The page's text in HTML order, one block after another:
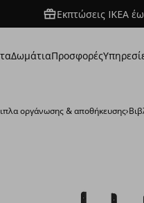
Εκπτώσεις IKEA
ΔωμάτιαΠροσφορές
οργάνωσης & αποθήκευσης›